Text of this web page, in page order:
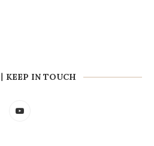
KEEP IN TOUCH